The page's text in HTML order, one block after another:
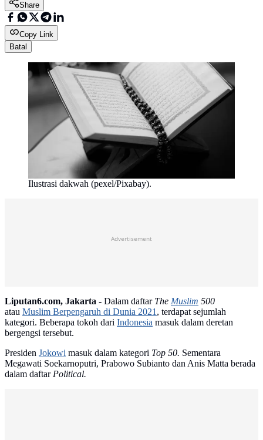
Share
Copy Link
Batal
Ilustrasi dakwah (pexel/Pixabay).
Advertisement
Liputan6.com, Jakarta - Dalam daftar The Muslim 500
atau Muslim Berpengaruh di Dunia 2021, terdapat sejumlah
kategori. Beberapa tokoh dari Indonesia masuk dalam deretan
bergengsi tersebut.
Presiden Jokowi masuk dalam kategori Top 50. Sementara
Megawati Soekarnoputri, Prabowo Subianto dan Anis Matta berada
dalam daftarPolitical.